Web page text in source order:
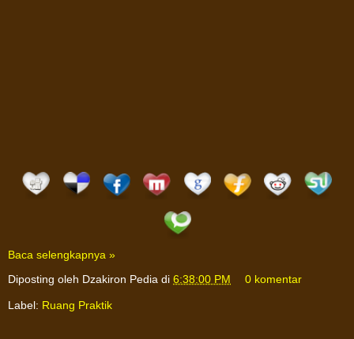
Baca selengkapnya »
Diposting oleh Dzakiron Pedia di 6:38:00 PM 0 komentar
Label: Ruang Praktik